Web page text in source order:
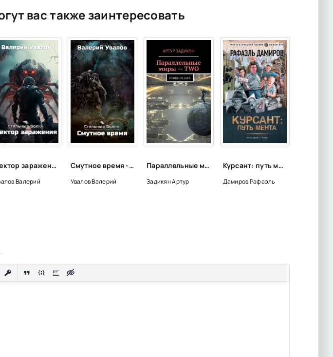
вас также заинтересовать
Сектор заражения - Валерий Увалов
Валерий
Смутное время - Валерий Увалов
Увалов Валерий
Параллельные миры. Рождение бога - Артур Задикян
Задикян Артур
Курсант: путь мента - Рафаэль Дамиров
Дамиров Рафаэль